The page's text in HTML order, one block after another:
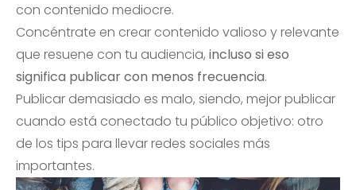
con contenido mediocre.
Concéntrate en crear contenido valioso y relevante
que resuene con tu audiencia, incluso si eso
significa publicar con menos frecuencia.
Publicar demasiado es malo, siendo, mejor publicar
cuando está conectado tu público objetivo: otro
de los tips para llevar redes sociales más
importantes.